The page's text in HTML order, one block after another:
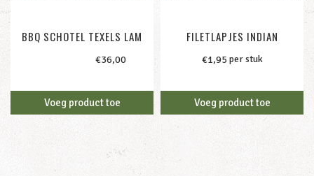
BBQ SCHOTEL TEXELS LAM
€36,00
Voeg product toe
FILETLAPJES INDIAN
€1,95 per stuk
Voeg product toe